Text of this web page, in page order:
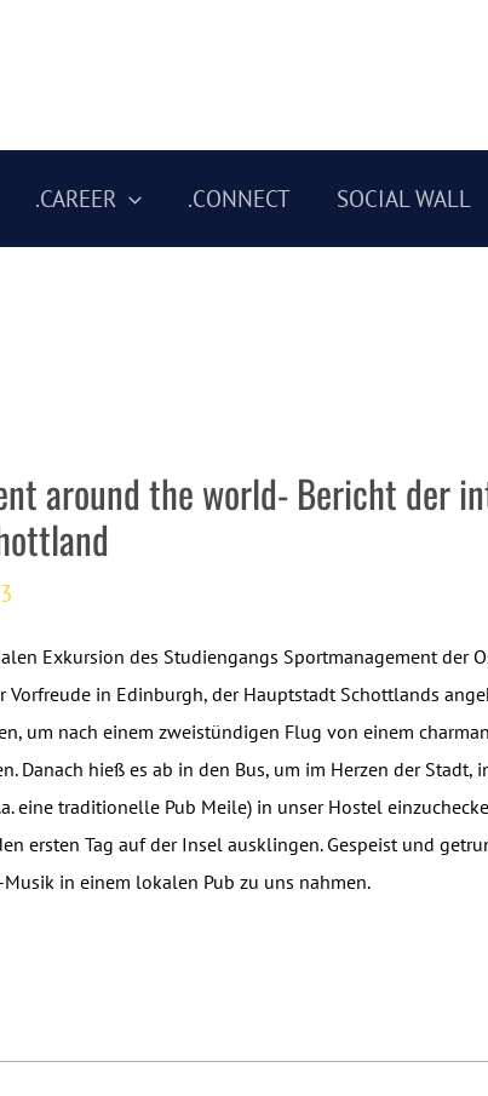
.CAREER .CONNECT SOCIAL WALL
around the world- Bericht der
Exkursion des Studiengangs Sportmanagement der
Vorfreude in Edinburgh, der Hauptstadt Schottlands
um nach einem zweistündigen Flug von einem
Danach hieß es ab in den Bus, um im Herzen der Stadt,
eine traditionelle Pub Meile) in unser Hostel
ersten Tag auf der Insel ausklingen. Gespeist und
in einem lokalen Pub zu uns nahmen.